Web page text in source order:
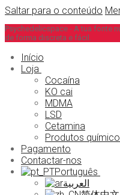
Saltar para o conteúdo
Psychedelicspace - A tua fonte
de forma discreta e fácil.
Início
Loja
Cocaína
KO cai
MDMA
LSD
Cetamina
Produtos
Pagamento
Contactar-nos
Português
العربية